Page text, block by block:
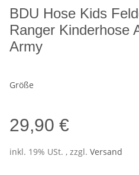
BDU Hose Kids
Ranger Kinderhose
Army
Größe
29,90 €
inkl. 19% USt. , zzgl. Versand